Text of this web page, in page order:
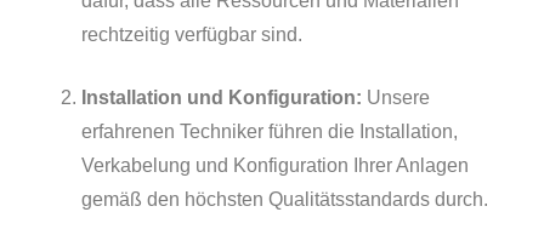
rechtzeitig verfügbar sind.
Installation und Konfiguration: Unsere
erfahrenen Techniker führen die Installation,
Verkabelung und Konfiguration Ihrer Anlagen
gemäß den höchsten Qualitätsstandards durch.